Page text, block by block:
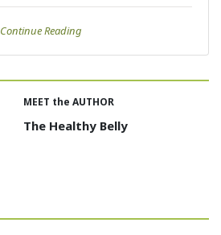
Continue Reading
MEET the AUTHOR
The Healthy Belly